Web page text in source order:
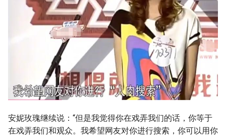
安妮玫瑰继续说：“但是我觉得你在戏弄我们的话，你等于
在戏弄我们和观众。我希望网友对你进行搜索，你可以用你